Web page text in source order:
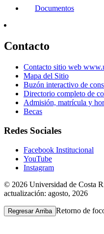
Documentos
Contacto
Contacto sitio web
Mapa del Sitio
Buzón interactivo de
Directorio completo de
Admisión, matrícula y
Becas
Redes Sociales
Facebook Institucional
YouTube
Instagram
© 2026 Universidad de Costa
actualización: agosto, 2026
Regresar Arriba Retorno de